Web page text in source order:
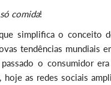
comida!
simplifica o conceito
tendências mundiais
o consumidor
as redes sociais